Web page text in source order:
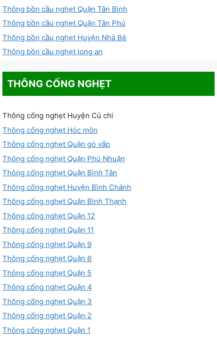
Thông bồn cầu nghẹt Quận Tân Bình
Thông bồn cầu nghẹt Quận Tân Phú
Thông bồn cầu nghẹt Huyện Nhà Bè
Thông bồn cầu nghẹt long an
THÔNG CỐNG NGHẸT
Thông cống nghẹt Huyện Củ chi
Thông cống nghẹt Hóc môn
Thông cống nghẹt Quận gò vấp
Thông cống nghẹt Quận Phú Nhuận
Thông cống nghẹt Quận Bình Tân
Thông cống nghẹt Huyện Bình Chánh
Thông cống nghẹt Quận Bình Thạnh
Thông cống nghẹt Quận 12
Thông cống nghẹt Quận 11
Thông cống nghẹt Quận 9
Thông cống nghẹt Quận 6
Thông cống nghẹt Quận 5
Thông cống nghẹt Quận 4
Thông cống nghẹt Quận 3
Thông cống nghẹt Quận 2
Thông cống nghẹt Quận 1